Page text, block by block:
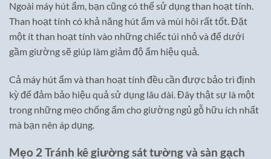
Ngoài máy hút ẩm, bạn cũng có thể sử dụng than hoạt tính.
Than hoạt tính có khả năng hút ẩm và mùi hôi rất tốt. Đặt
một ít than hoạt tính vào những chiếc túi nhỏ và để dưới
gầm giường sẽ giúp làm giảm độ ẩm hiệu quả.
Cả máy hút ẩm và than hoạt tính đều cần được bảo trì định
kỳ để đảm bảo hiệu quả sử dụng lâu dài. Đây thật sự là một
trong những mẹo chống ẩm cho giường ngủ gỗ hữu ích nhất
mà bạn nên áp dụng.
Mẹo 2 Tránh kê giường sát tường và sàn gạch